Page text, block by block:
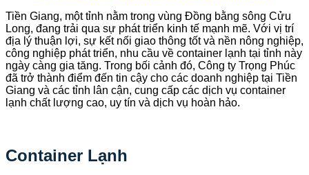
Tiền Giang, một tỉnh nằm trong vùng Đồng bằng sông Cửu
Long, đang trải qua sự phát triển kinh tế mạnh mẽ. Với vị trí
địa lý thuận lợi, sự kết nối giao thông tốt và nền nông nghiệp,
công nghiệp phát triển, nhu cầu về container lạnh tại tỉnh này
ngày càng gia tăng. Trong bối cảnh đó, Công ty Trọng Phúc
đã trở thành điểm đến tin cậy cho các doanh nghiệp tại Tiền
Giang và các tỉnh lân cận, cung cấp các dịch vụ container
lạnh chất lượng cao, uy tín và dịch vụ hoàn hảo.
Container Lạnh